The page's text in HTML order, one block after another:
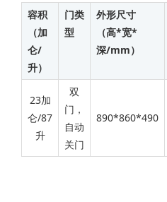
容积
（加
仑/
升）
门类
型
外形尺寸
（高*宽*
深/mm）
23加
仑/87
升
双
门，
自动
关门
890*860*490